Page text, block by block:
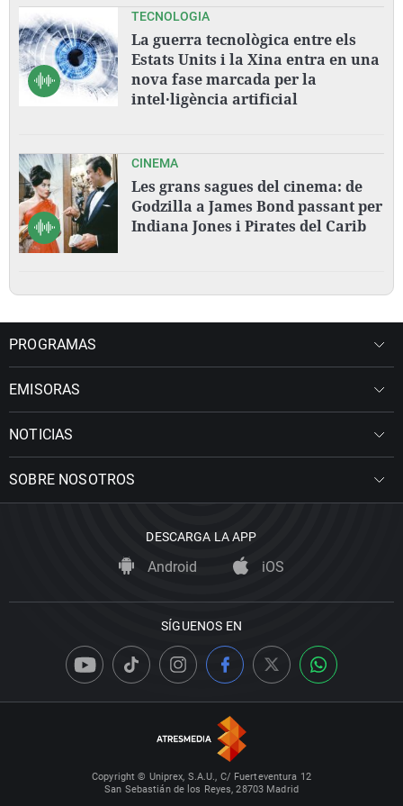
TECNOLOGIA
La guerra tecnològica entre els
Estats Units i la Xina entra en una
nova fase marcada per la
intel·ligència artificial
CINEMA
Les grans sagues del cinema: de
Godzilla a James Bond passant per
Indiana Jones i Pirates del Carib
PROGRAMAS
EMISORAS
NOTICIAS
SOBRE NOSOTROS
DESCARGA LA APP
Android iOS
SÍGUENOS EN
Copyright © Uniprex, S.A.U., C/ Fuerteventura 12
San Sebastián de los Reyes, 28703 Madrid